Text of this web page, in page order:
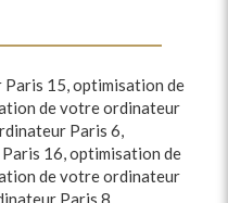
15,optimisation de
de votre ordinateur
Paris 6,
16,optimisation de
de votre ordinateur
Paris 8